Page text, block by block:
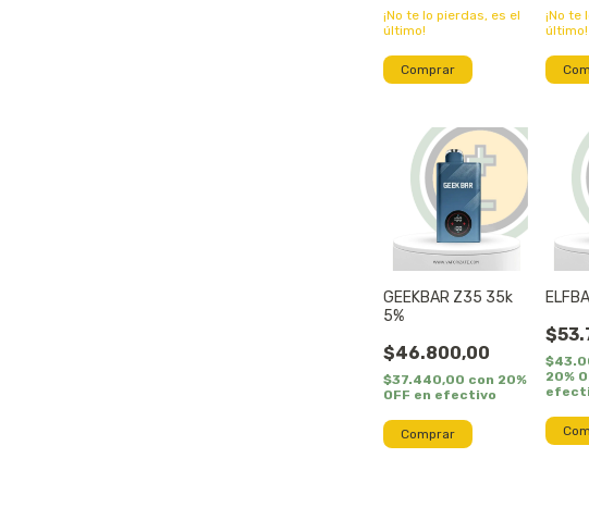
¡No te lo pierdas, es el
último!
Comprar
¡No te
último!
GEEKBAR Z35 35k
5%
$46.800,00
$37.440,00 con 20%
OFF en efectivo
Comprar
20%